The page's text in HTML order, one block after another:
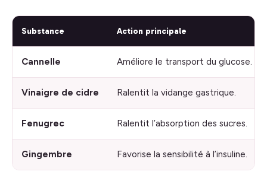
Substance Action principale
Cannelle Améliore le transport du glucose.
Vinaigre de cidre Ralentit la vidange gastrique.
Fenugrec Ralentit l’absorption des sucres.
Gingembre Favorise la sensibilité à l’insuline.